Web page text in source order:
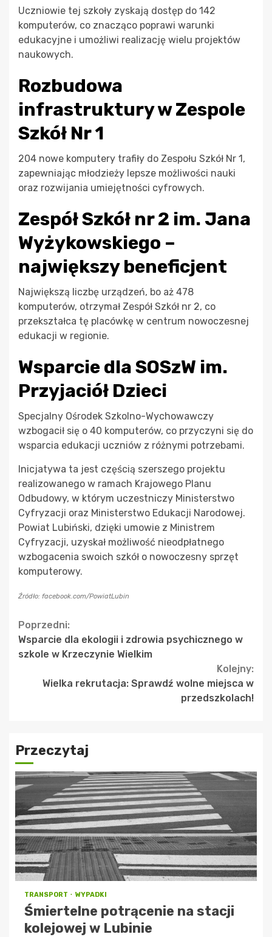
Uczniowie tej szkoły zyskają dostęp do 142
komputerów, co znacząco poprawi warunki
edukacyjne i umożliwi realizację wielu projektów
naukowych.
Rozbudowa
infrastruktury w Zespole
Szkół Nr 1
204 nowe komputery trafiły do Zespołu Szkół Nr 1,
zapewniając młodzieży lepsze możliwości nauki
oraz rozwijania umiejętności cyfrowych.
Zespół Szkół nr 2 im. Jana
Wyżykowskiego –
największy beneficjent
Największą liczbę urządzeń, bo aż 478
komputerów, otrzymał Zespół Szkół nr 2, co
przekształca tę placówkę w centrum nowoczesnej
edukacji w regionie.
Wsparcie dla SOSzW im.
Przyjaciół Dzieci
Specjalny Ośrodek Szkolno-Wychowawczy
wzbogacił się o 40 komputerów, co przyczyni się do
wsparcia edukacji uczniów z różnymi potrzebami.
Inicjatywa ta jest częścią szerszego projektu
realizowanego w ramach Krajowego Planu
Odbudowy, w którym uczestniczy Ministerstwo
Cyfryzacji oraz Ministerstwo Edukacji Narodowej.
Powiat Lubiński, dzięki umowie z Ministrem
Cyfryzacji, uzyskał możliwość nieodpłatnego
wzbogacenia swoich szkół o nowoczesny sprzęt
komputerowy.
Źródło: facebook.com/PowiatLubin
Continue
Reading
Poprzedni:
Wsparcie dla ekologii i zdrowia psychicznego w
szkole w Krzeczynie Wielkim
Kolejny:
Wielka rekrutacja: Sprawdź wolne miejsca w
przedszkolach!
Przeczytaj
TRANSPORT WYPADKI
Śmiertelne potrącenie na stacji
kolejowej w Lubinie